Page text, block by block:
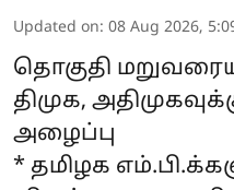
Updated on: 08 Aug 2026,
தொகுதி
திமுக,
அழைப்பு
* தமிழக